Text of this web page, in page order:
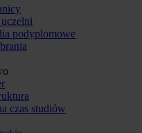
podyplomowe
czas studiów